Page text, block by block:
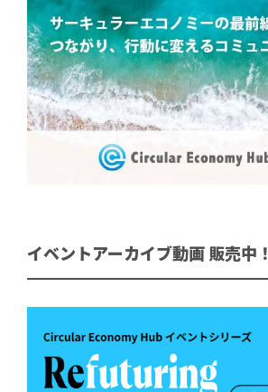
イベントアーカイブ動画 販売中！